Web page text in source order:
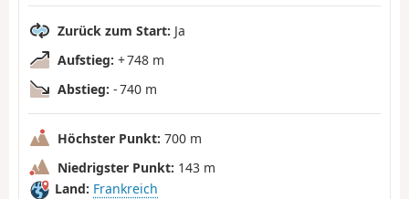
Zurück zum Start: Ja
Aufstieg: + 748 m
Abstieg: - 740 m
Höchster Punkt: 700 m
Niedrigster Punkt: 143 m
Land: Frankreich